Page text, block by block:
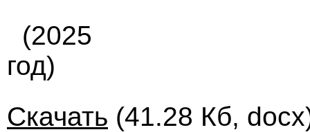
(2025
год)
Скачать (41.28 Кб,